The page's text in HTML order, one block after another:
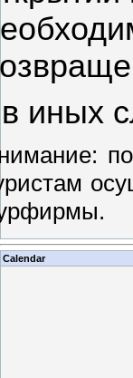
иных
рфирмы.
Calendar